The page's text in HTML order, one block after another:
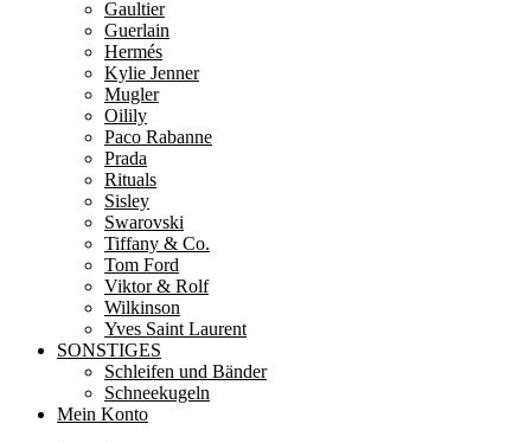
Gaultier
Guerlain
Hermés
Kylie Jenner
Mugler
Oilily
Paco Rabanne
Prada
Rituals
Sisley
Swarovski
Tiffany & Co.
Tom Ford
Viktor & Rolf
Wilkinson
Yves Saint Laurent
SONSTIGES
Schleifen und Bänder
Schneekugeln
Mein Konto